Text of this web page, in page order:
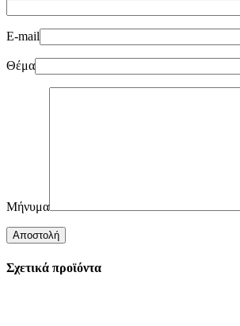
E-mail
Θέμα
Μήνυμα
Σχετικά προϊόντα